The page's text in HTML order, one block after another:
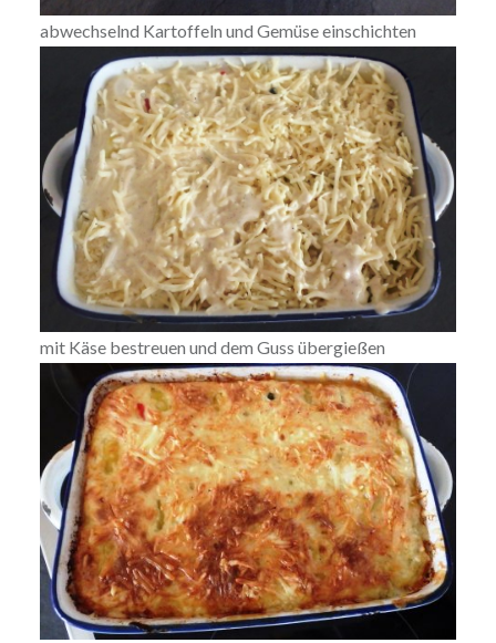
abwechselnd Kartoffeln und Gemüse einschichten
mit Käse bestreuen und dem Guss übergießen